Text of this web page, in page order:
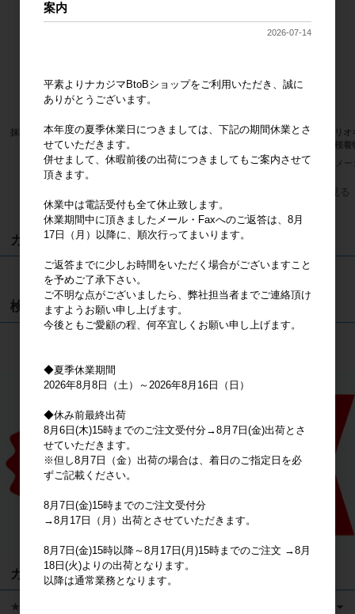
抹茶着物 ハローキティ MC
メーカー希望小売価格
2,000円
サンリオキャラクターズ ほわほわ
メーカー希望小売価格
2,400円
サンリ
ィ 桜着
メ
すべてのおすすめ商品を見る
カート
検索
カテゴリ
★キャラクターグッズ
案内
2026-07-14
平素よりナカジマBtoBショップをご利用いただき、誠に
ありがとうございます。
本年度の夏季休業日につきましては、下記の期間休業とさ
せていただきます。
併せまして、休暇前後の出荷につきましてもご案内させて
頂きます。
休業中は電話受付も全て休止致します。
休業期間中に頂きましたメール・Faxへのご返答は、8月
17日（月）以降に、順次行ってまいります。
ご返答までに少しお時間をいただく場合がございますこと
を予めご了承下さい。
ご不明な点がございましたら、弊社担当者までご連絡頂け
ますようお願い申し上げます。
今後ともご愛顧の程、何卒宜しくお願い申し上げます。
◆夏季休業期間
2026年8月8日（土）～2026年8月16日（日）
◆休み前最終出荷
8月6日(木)15時までのご注文受付分→8月7日(金)出荷とさ
せていただきます。
※但し8月7日（金）出荷の場合は、着日のご指定日を必
ずご記載ください。
8月7日(金)15時までのご注文受付分
→8月17日（月）出荷とさせていただきます。
8月7日(金)15時以降～8月17日(月)15時までのご注文 →8月
18日(火)よりの出荷となります。
以降は通常業務となります。